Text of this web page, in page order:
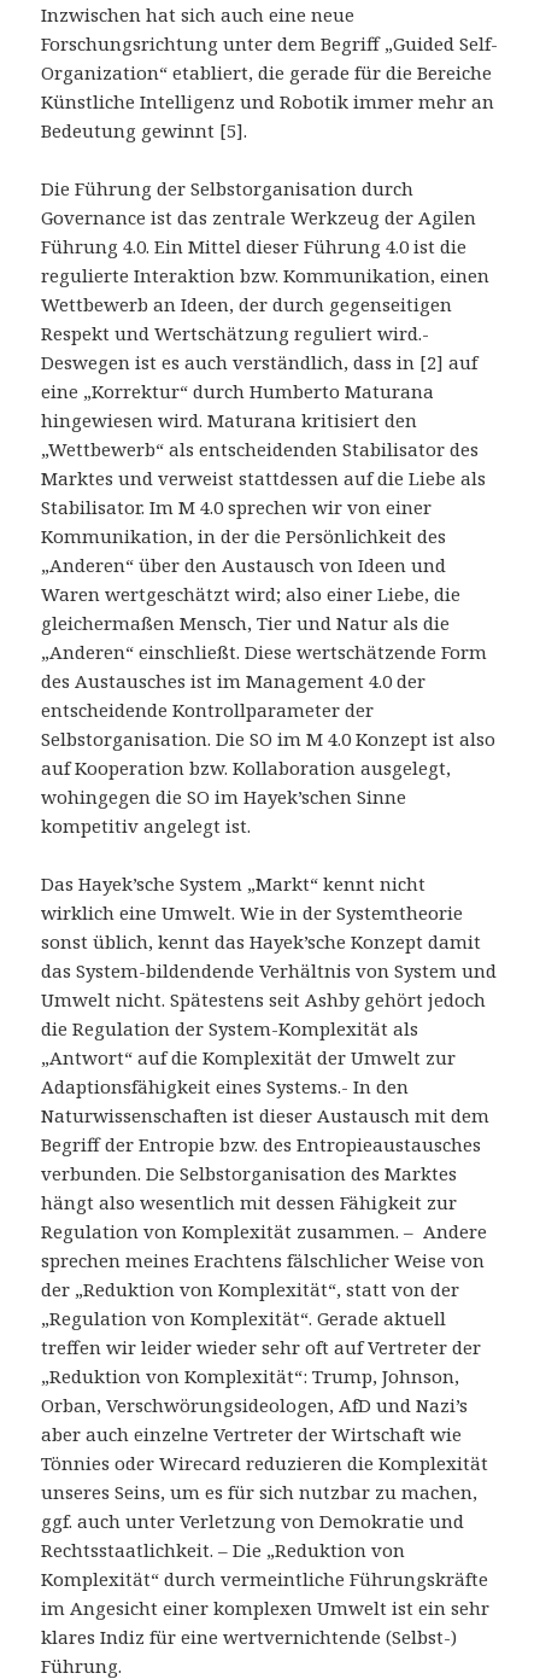
Inzwischen hat sich auch eine neue
Forschungsrichtung unter dem Begriff „Guided Self-
Organization“ etabliert, die gerade für die Bereiche
Künstliche Intelligenz und Robotik immer mehr an
Bedeutung gewinnt [5].
Die Führung der Selbstorganisation durch
Governance ist das zentrale Werkzeug der Agilen
Führung 4.0. Ein Mittel dieser Führung 4.0 ist die
regulierte Interaktion bzw. Kommunikation, einen
Wettbewerb an Ideen, der durch gegenseitigen
Respekt und Wertschätzung reguliert wird.-
Deswegen ist es auch verständlich, dass in [2] auf
eine „Korrektur“ durch Humberto Maturana
hingewiesen wird. Maturana kritisiert den
„Wettbewerb“ als entscheidenden Stabilisator des
Marktes und verweist stattdessen auf die Liebe als
Stabilisator. Im M 4.0 sprechen wir von einer
Kommunikation, in der die Persönlichkeit des
„Anderen“ über den Austausch von Ideen und
Waren wertgeschätzt wird; also einer Liebe, die
gleichermaßen Mensch, Tier und Natur als die
„Anderen“ einschließt. Diese wertschätzende Form
des Austausches ist im Management 4.0 der
entscheidende Kontrollparameter der
Selbstorganisation. Die SO im M 4.0 Konzept ist also
auf Kooperation bzw. Kollaboration ausgelegt,
wohingegen die SO im Hayek’schen Sinne
kompetitiv angelegt ist.
Das Hayek’sche System „Markt“ kennt nicht
wirklich eine Umwelt. Wie in der Systemtheorie
sonst üblich, kennt das Hayek’sche Konzept damit
das System-bildendende Verhältnis von System und
Umwelt nicht. Spätestens seit Ashby gehört jedoch
die Regulation der System-Komplexität als
„Antwort“ auf die Komplexität der Umwelt zur
Adaptionsfähigkeit eines Systems.- In den
Naturwissenschaften ist dieser Austausch mit dem
Begriff der Entropie bzw. des Entropieaustausches
verbunden. Die Selbstorganisation des Marktes
hängt also wesentlich mit dessen Fähigkeit zur
Regulation von Komplexität zusammen. – Andere
sprechen meines Erachtens fälschlicher Weise von
der „Reduktion von Komplexität“, statt von der
„Regulation von Komplexität“. Gerade aktuell
treffen wir leider wieder sehr oft auf Vertreter der
„Reduktion von Komplexität“: Trump, Johnson,
Orban, Verschwörungsideologen, AfD und Nazi’s
aber auch einzelne Vertreter der Wirtschaft wie
Tönnies oder Wirecard reduzieren die Komplexität
unseres Seins, um es für sich nutzbar zu machen,
ggf. auch unter Verletzung von Demokratie und
Rechtsstaatlichkeit. – Die „Reduktion von
Komplexität“ durch vermeintliche Führungskräfte
im Angesicht einer komplexen Umwelt ist ein sehr
klares Indiz für eine wertvernichtende (Selbst-)
Führung.